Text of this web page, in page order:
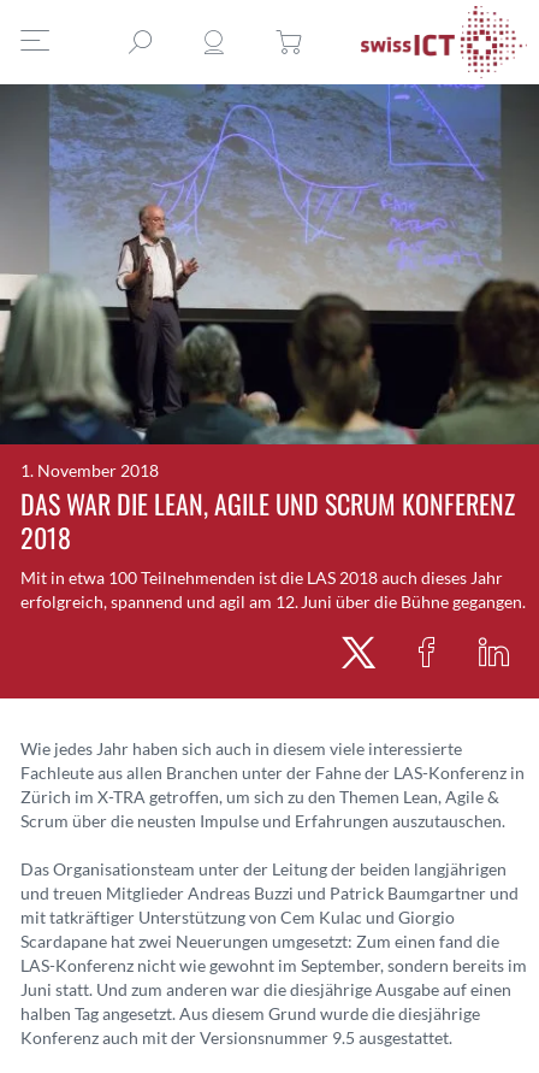
1. November 2018
DAS WAR DIE LEAN, AGILE UND SCRUM KONFERENZ
2018
Mit in etwa 100 Teilnehmenden ist die LAS 2018 auch dieses Jahr
erfolgreich, spannend und agil am 12. Juni über die Bühne gegangen.
Wie jedes Jahr haben sich auch in diesem viele interessierte
Fachleute aus allen Branchen unter der Fahne der LAS-Konferenz in
Zürich im X-TRA getroffen, um sich zu den Themen Lean, Agile &
Scrum über die neusten Impulse und Erfahrungen auszutauschen.
Das Organisationsteam unter der Leitung der beiden langjährigen
und treuen Mitglieder Andreas Buzzi und Patrick Baumgartner und
mit tatkräftiger Unterstützung von Cem Kulac und Giorgio
Scardapane hat zwei Neuerungen umgesetzt: Zum einen fand die
LAS-Konferenz nicht wie gewohnt im September, sondern bereits im
Juni statt. Und zum anderen war die diesjährige Ausgabe auf einen
halben Tag angesetzt. Aus diesem Grund wurde die diesjährige
Konferenz auch mit der Versionsnummer 9.5 ausgestattet.